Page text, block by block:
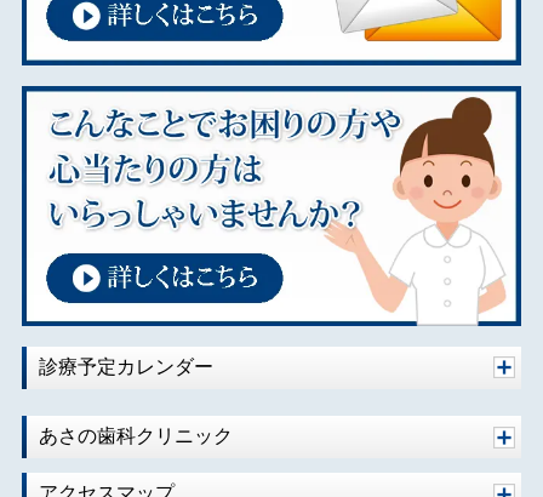
2023年11月
2023年02月
2023年01月
2022年01月
2021年12月
2021年08月
2021年07月
2020年10月
2020年08月
2020年07月
2020年06月
2020年02月
2020年01月
診療予定カレンダー
あさの歯科クリニック